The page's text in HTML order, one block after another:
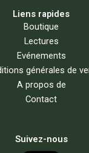
Liens rapides
Boutique
Lectures
Evénements
générales de
A propos de
Contact
Suivez-nous